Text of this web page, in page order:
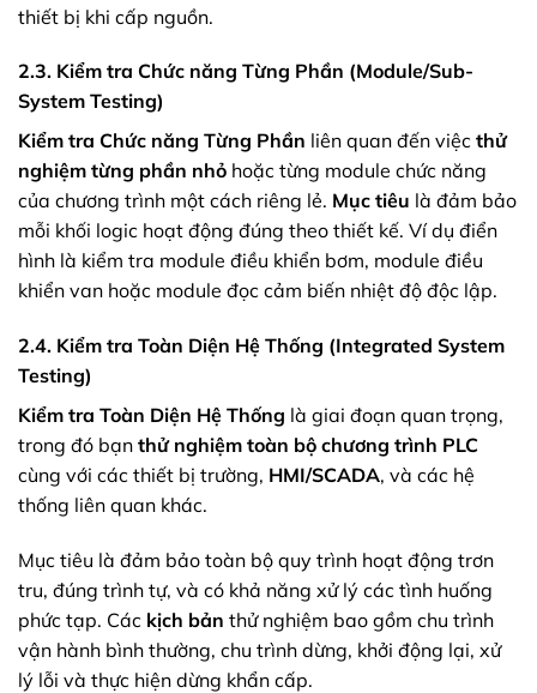
thiết bị khi cấp nguồn.
2.3. Kiểm tra Chức năng Từng Phần (Module/Sub-
System Testing)
Kiểm tra Chức năng Từng Phần liên quan đến việc thử
nghiệm từng phần nhỏ hoặc từng module chức năng
của chương trình một cách riêng lẻ. Mục tiêu là đảm bảo
mỗi khối logic hoạt động đúng theo thiết kế. Ví dụ điển
hình là kiểm tra module điều khiển bơm, module điều
khiển van hoặc module đọc cảm biến nhiệt độ độc lập.
2.4. Kiểm tra Toàn Diện Hệ Thống (Integrated System
Testing)
Kiểm tra Toàn Diện Hệ Thống là giai đoạn quan trọng,
trong đó bạn thử nghiệm toàn bộ chương trình PLC
cùng với các thiết bị trường, HMI/SCADA, và các hệ
thống liên quan khác.
Mục tiêu là đảm bảo toàn bộ quy trình hoạt động trơn
tru, đúng trình tự, và có khả năng xử lý các tình huống
phức tạp. Các kịch bản thử nghiệm bao gồm chu trình
vận hành bình thường, chu trình dừng, khởi động lại, xử
lý lỗi và thực hiện dừng khẩn cấp.